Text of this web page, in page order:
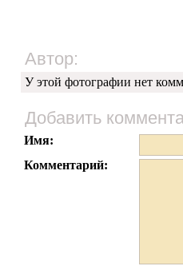
Автор:
У этой фотографии нет
Добавить
Имя:
Комментарий: